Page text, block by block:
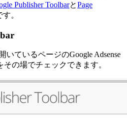
Publisher ToolbarとPage
。
いているページのGoogle Adsense
その場でチェックできます。